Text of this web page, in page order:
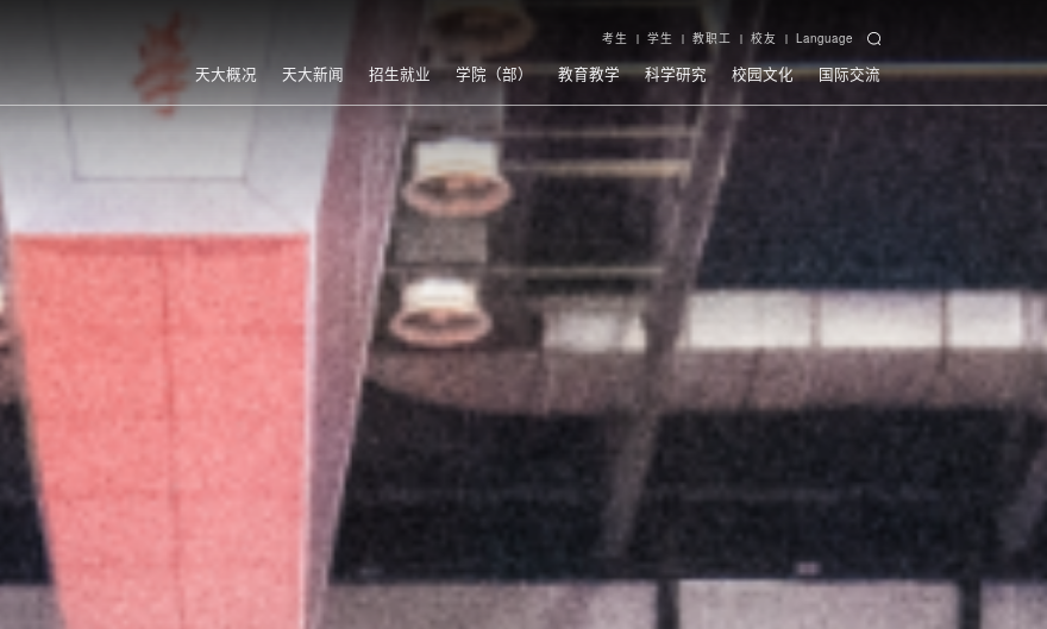
考生 学生 教职工 校友 Language
天大概况 天大新闻 招生就业 学院（部） 教育教学 科学研究 校园文化 国际交流